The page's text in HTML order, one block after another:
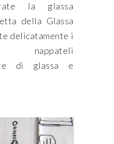
la glassa
della Glassa
delicatamente i
di glassa e